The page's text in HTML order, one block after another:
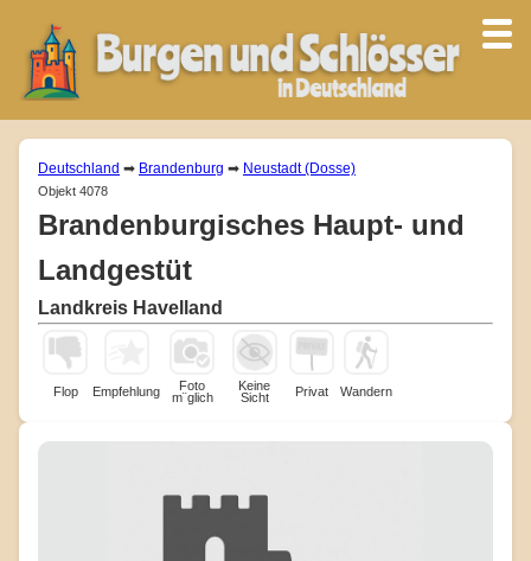
Deutschland ➡ Brandenburg ➡ Neustadt (Dosse)
Objekt 4078
Brandenburgisches Haupt- und
Landgestüt
Landkreis Havelland
Flop Empfehlung
Foto
m¨glich
Keine
Sicht
Privat Wandern